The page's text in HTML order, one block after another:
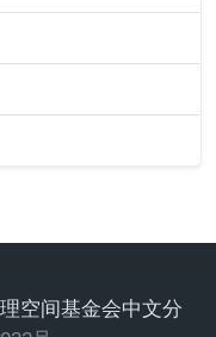
空间基金会中文分